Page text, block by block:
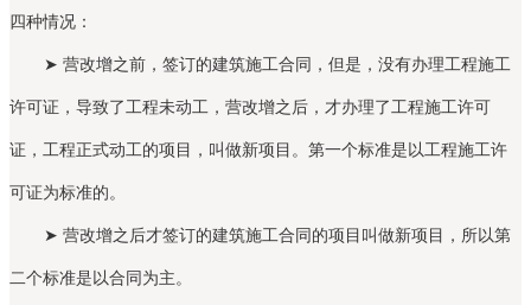
四种情况：
➤ 营改增之前，签订的建筑施工合同，但是，没有办理工程施工
许可证，导致了工程未动工，营改增之后，才办理了工程施工许可
证，工程正式动工的项目，叫做新项目。第一个标准是以工程施工许
可证为标准的。
➤ 营改增之后才签订的建筑施工合同的项目叫做新项目，所以第
二个标准是以合同为主。